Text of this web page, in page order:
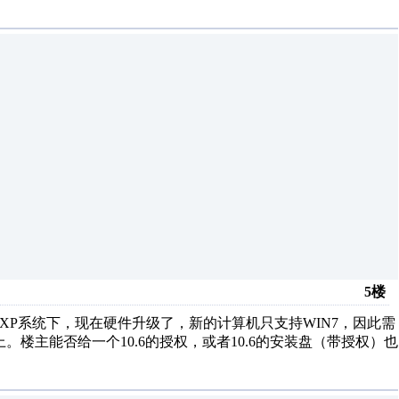
5楼
系统下，现在硬件升级了，新的计算机只支持WIN7，因此需
楼主能否给一个10.6的授权，或者10.6的安装盘（带授权）也